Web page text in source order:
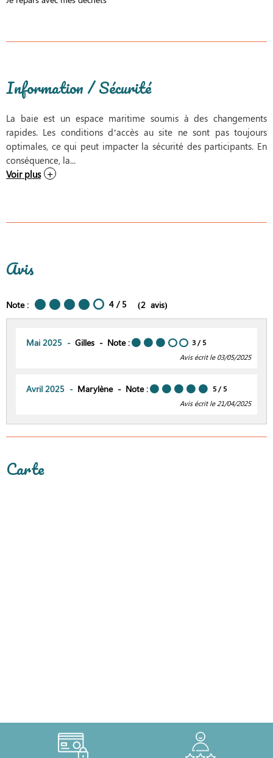
Information / Sécurité
La baie est un espace maritime soumis à des changements
rapides. Les conditions d’accès au site ne sont pas toujours
optimales, ce qui peut impacter la sécurité des participants. En
conséquence, la...
Voir plus
Avis
Note : 4 / 5 (2 avis)
Mai 2025 Gilles Note : 3 / 5
Avis écrit le 03/05/2025
Avril 2025 Marylène Note : 5 / 5
Avis écrit le 21/04/2025
Carte